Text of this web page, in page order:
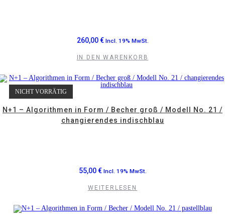
260,00€ Incl. 19% MwSt.
IN DEN WARENKORB
NICHT VORRÄTIG
N+1 – Algorithmen in Form / Becher groß / Modell No. 21 /
changierendes indischblau
55,00€ Incl. 19% MwSt.
WEITERLESEN